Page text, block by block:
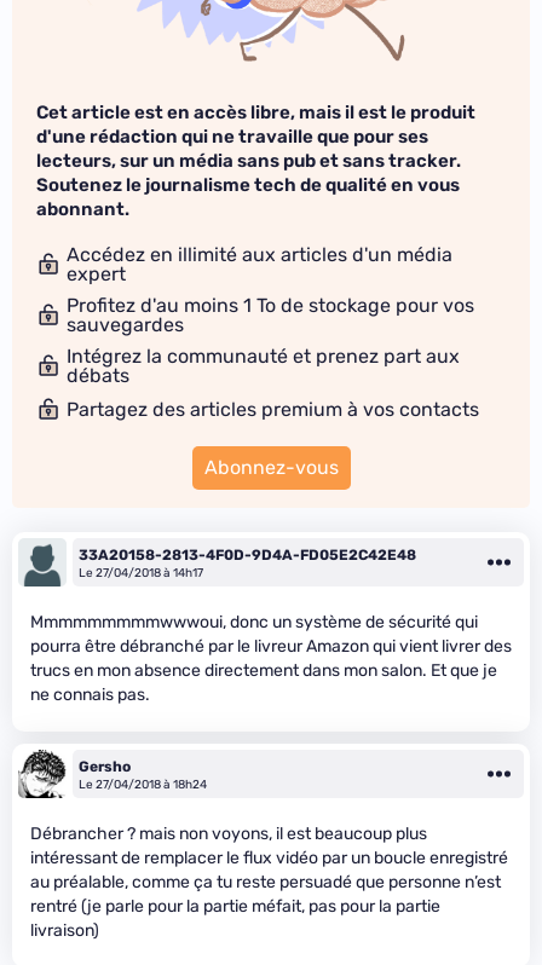
Cet article est en accès libre, mais il est le produit
d'une rédaction qui ne travaille que pour ses
lecteurs, sur un média sans pub et sans tracker.
Soutenez le journalisme tech de qualité en vous
abonnant.
Accédez en illimité aux articles d'un média
expert
Profitez d'au moins 1 To de stockage pour vos
sauvegardes
Intégrez la communauté et prenez part aux
débats
Partagez des articles premium à vos contacts
Abonnez-vous
33A20158-2813-4F0D-9D4A-FD05E2C42E48
Le 27/04/2018 à 14h17
Mmmmmmmmmwwwoui, donc un système de sécurité qui
pourra être débranché par le livreur Amazon qui vient livrer des
trucs en mon absence directement dans mon salon. Et que je
ne connais pas.
Gersho
Le 27/04/2018 à 18h24
Débrancher ? mais non voyons, il est beaucoup plus
intéressant de remplacer le flux vidéo par un boucle enregistré
au préalable, comme ça tu reste persuadé que personne n’est
rentré (je parle pour la partie méfait, pas pour la partie
livraison)